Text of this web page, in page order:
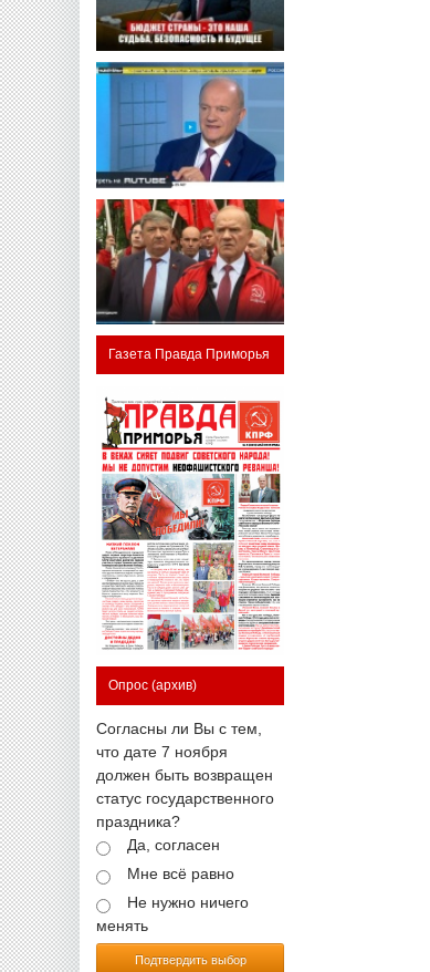
Газета Правда Приморья
Опрос (архив)
Согласны ли Вы с тем,
что дате 7 ноября
должен быть возвращен
статус государственного
праздника?
Да, согласен
Мне всё равно
Не нужно ничего
менять
Подтвердить выбор